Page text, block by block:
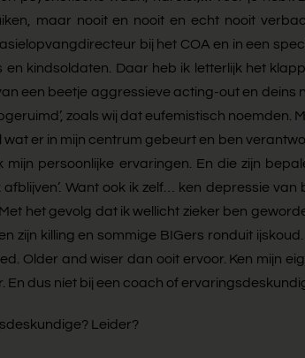
maar nooit en nooit en echt nooit
bij het COA en in een
en kindsoldaten. Daar heb ik letterlijk het
een beetje aggressieve acting-out en
zoals wij dat eufemistisch
wat er in mijn centrum gebeurt en ben
persoonlijke ervaringen. En die zijn
Want ook ik zelf… ken depressie
het gevolg dat ik wellicht zieker ben
zijn killing en sommige BIGers ronduit
Older and wiser dan ooit ervoor. Ken mijn
En dus níet bij een coach of
Leider?